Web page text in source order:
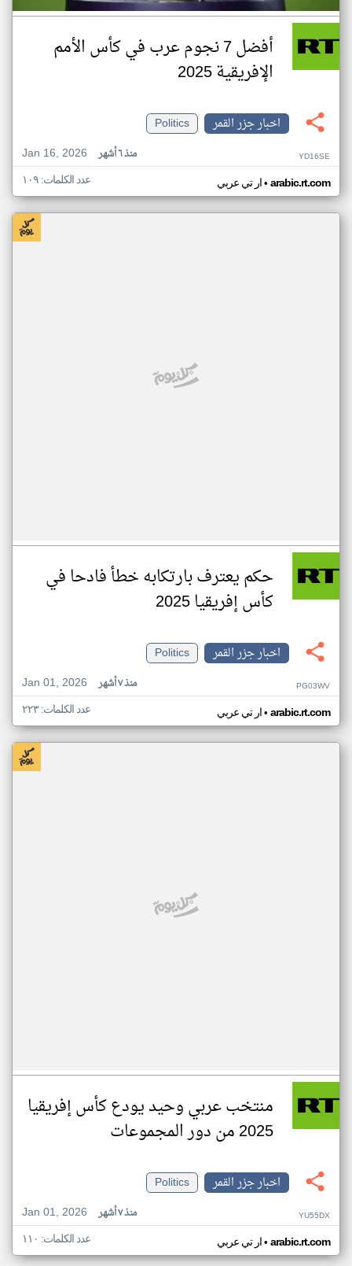
أفضل 7 نجوم عرب في كأس الأمم
الإفريقية 2025
اخبار جزر القمر
Politics
Jan 16, 2026
منذ ٦ أشهر YD16SE
ار تي عربي• arabic.rt.com عدد الكلمات: ١٠٩
حكم يعترف بارتكابه خطأ فادحا في
كأس إفريقيا 2025
اخبار جزر القمر
Politics
Jan 01, 2026
منذ ٧ أشهر PG03WV
ار تي عربي• arabic.rt.com عدد الكلمات: ٢٢٣
منتخب عربي وحيد يودع كأس إفريقيا
2025 من دور المجموعات
اخبار جزر القمر
Politics
Jan 01, 2026
منذ ٧ أشهر YU55DX
ار تي عربي• arabic.rt.com عدد الكلمات: ١١٠